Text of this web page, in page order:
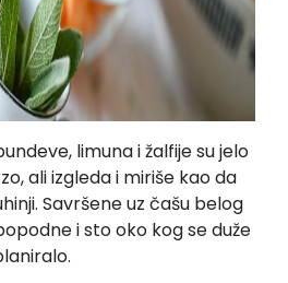
limuna i žalfije su jelo
ali izgleda i miriše kao da
Savršene uz čašu belog
i sto oko kog se duže